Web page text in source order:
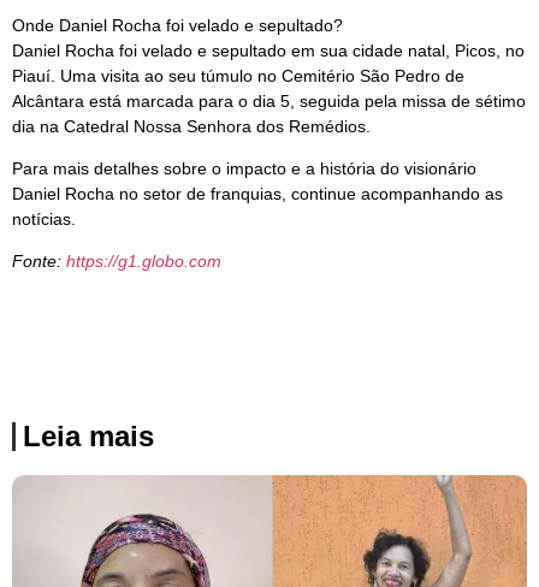
Onde Daniel Rocha foi velado e sepultado?
Daniel Rocha foi velado e sepultado em sua cidade natal, Picos, no
Piauí. Uma visita ao seu túmulo no Cemitério São Pedro de
Alcântara está marcada para o dia 5, seguida pela missa de sétimo
dia na Catedral Nossa Senhora dos Remédios.
Para mais detalhes sobre o impacto e a história do visionário
Daniel Rocha no setor de franquias, continue acompanhando as
notícias.
Fonte: https://g1.globo.com
Leia mais